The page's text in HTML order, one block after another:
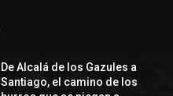
De Alcalá de los Gazules a
Santiago, el camino de los